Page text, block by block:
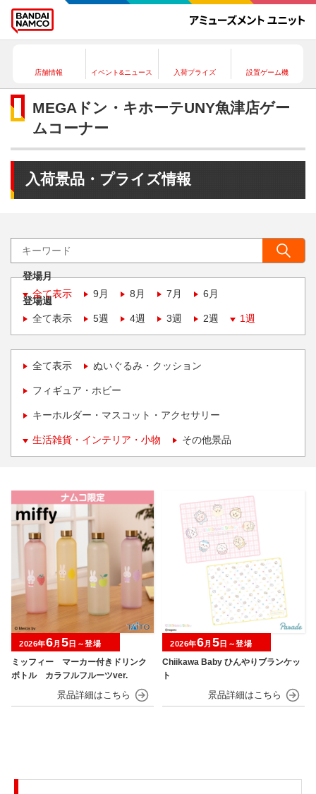
店舗情報 イベント&ニュース 入荷プライズ 設置ゲーム機
MEGAドン・キホーテUNY魚津店ゲー
ムコーナー
入荷景品・プライズ情報
登場月
全て表示
9月 8月 7月 6月
登場週
全て表示
5週 4週 3週 2週 1週
全て表示 ぬいぐるみ・クッション
フィギュア・ホビー
キーホルダー・マスコット・アクセサリー
生活雑貨・インテリア・小物 その他景品
ミッフィー マーカー付きドリンク
ボトル カラフルフルーツver.
2026年6月 5日～登場
Chiikawa Baby ひんやりブランケッ
ト
2026年6月 5日～登場